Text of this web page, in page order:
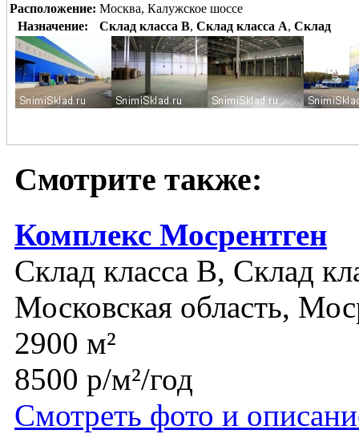
Расположение: Москва, Калужское шоссе
Назначение:
Склад класса B, Склад класса A, Склад
Смотрите также:
Комплекс Мосрентген
Склад класса B, Склад
Московская область,
2900 м²
8500 р/м²/год
Смотреть фото и